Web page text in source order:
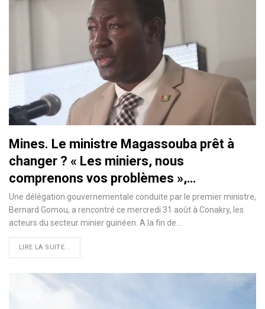
Mines. Le ministre Magassouba prêt à
changer ? « Les miniers, nous
comprenons vos problèmes »,…
Une délégation gouvernementale conduite par le premier ministre,
Bernard Gomou, a rencontré ce mercredi 31 août à Conakry, les
acteurs du secteur minier guinéen. A la fin de…
LIRE LA SUITE...